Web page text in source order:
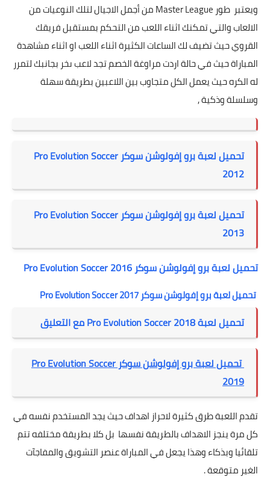
ويعتبر طور Master League من أجمل الاجيال لتلك النوعيات من
الالعاب والتي تمكنك اثناء اللعب من التحكم بمستقبل فريقك
القروي حيث تضيف لك الساعات الكثيرة اثناء اللعب او اثناء مشاهدة
المباراة حيث في حالة اردت مراوغة الخصم تجد لاعب ىخر بجانبك لتمرر
له الكره حيث يعمل الكل متجاوب بين اللاعبين بطريقة سهلة
وسلسلة وذكية ,
تحميل لعبة برو إفولوشن سوكر Pro Evolution Soccer
2012
تحميل لعبة برو إفولوشن سوكر Pro Evolution Soccer
2013
تحميل لعبة برو إفولوشن سوكر Pro Evolution Soccer 2016
تحميل لعبة برو إفولوشن سوكر Pro Evolution Soccer 2017
تحميل لعبة Pro Evolution Soccer 2018 مع التعليق
تحميل لعبة برو إفولوشن سوكر Pro Evolution Soccer
2019
تقدم اللعبة طرق كثيرة لاحراز اهداف حيث يجد المستخدم نفسه في
كل مرة ينجز الاهداف بالطريقة نفسها بل كلا بطريقة مختلفه تتم
تلقائيا وبذكاء وهذا يجعل في المباراة عنصر التشويق والمفاجآت
الغير متوقعة .